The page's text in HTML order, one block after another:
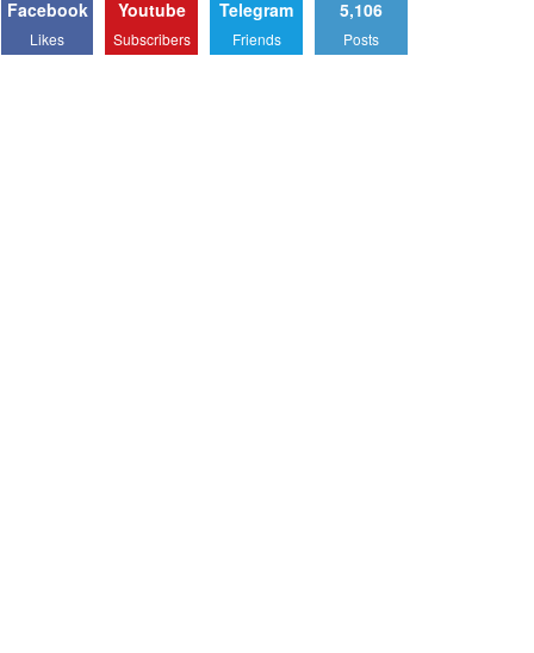
Facebook
Likes
Youtube
Subscribers
Telegram
Friends
5,106
Posts